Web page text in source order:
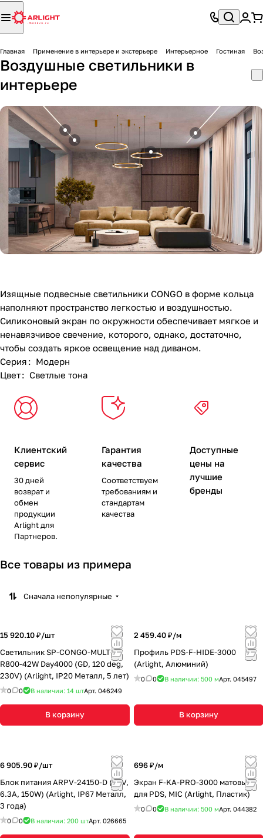
Главная Применение в интерьере и экстерьере Интерьерное Гостиная
Воздушные светильники в
интерьере
Изящные подвесные светильники CONGO в форме кольца
наполняют пространство легкостью и воздушностью.
Силиконовый экран по окружности обеспечивает мягкое и
ненавязчивое свечение, которого, однако, достаточно,
чтобы создать яркое освещение над диваном.
Серия : Модерн
Цвет: Светлые тона
Клиентский
сервис
30 дней
возврат и
обмен
продукции
Arlight для
Партнеров.
Гарантия
качества
Соответствуем
требованиям и
стандартам
качества
Доступные
цены на
лучшие
бренды
Все товары из примера
Сначала непопулярные
15 920.10 ₽/шт
Светильник SP-CONGO-MULT-1-
R800-42W Day4000 (GD, 120 deg,
230V) (Arlight, IP20 Металл, 5 лет)
0 0 В наличии: 14 штАрт. 046249
В корзину
2 459.40 ₽/м
Профиль PDS-F-HIDE-3000
(Arlight, Алюминий)
0 0 В наличии: 500 мАрт. 045497
В корзину
6 905.90 ₽/шт
Блок питания ARPV-24150-D (24V,
6.3A, 150W) (Arlight, IP67 Металл,
3 года)
0 0 В наличии: 200 штАрт. 026665
696 ₽/м
Экран F-KA-PRO-3000 матовый
для PDS, MIC (Arlight, Пластик)
0 0 В наличии: 500 мАрт. 044382